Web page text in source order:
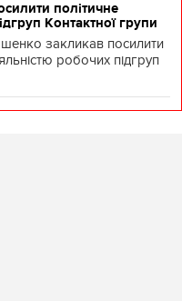
політичне
Контактної групи
закликав посилити
робочих підгруп